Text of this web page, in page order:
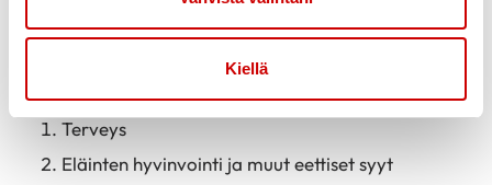
Kiellä
Viisi syytä lisätä kasviksia
Nämä olivat vastaajien viisi tärkeintä syytä lisätä
Terveys
Eläinten hyvinvointi ja muut eettiset syyt